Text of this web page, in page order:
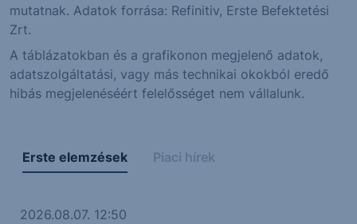
mutatnak. Adatok forrása: Refinitiv, Erste Befektetési
Zrt.
A táblázatokban és a grafikonon megjelenő adatok,
adatszolgáltatási, vagy más technikai okokból eredő
hibás megjelenéséért felelősséget nem vállalunk.
Erste elemzések Piaci hírek
2026.08.07. 12:50